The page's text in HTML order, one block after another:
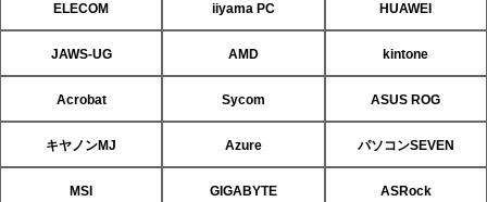
ELECOM iiyama PC HUAWEI
JAWS-UG AMD kintone
Acrobat Sycom ASUS ROG
キヤノンMJ Azure パソコンSEVEN
MSI GIGABYTE ASRock